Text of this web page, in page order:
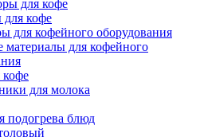
для кофе
кофе
для кофейного оборудования
материалы для кофейного
кофе
для молока
подогрева блюд